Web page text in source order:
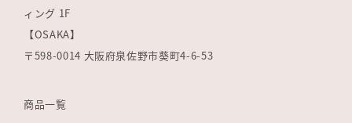
ィング 1F
【OSAKA】
〒598-0014 大阪府泉佐野市葵町4-6-53
商品一覧